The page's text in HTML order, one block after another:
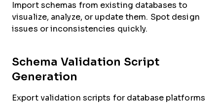
Import schemas from existing databases to
visualize, analyze, or update them. Spot design
issues or inconsistencies quickly.
Schema Validation Script
Generation
Export validation scripts for database platforms